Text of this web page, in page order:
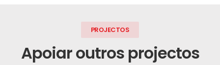
PROJECTOS
Apoiar outros projectos